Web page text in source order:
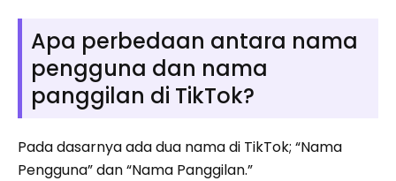
Apa perbedaan antara nama
pengguna dan nama
panggilan di TikTok?
Pada dasarnya ada dua nama di TikTok; “Nama
Pengguna” dan “Nama Panggilan.”